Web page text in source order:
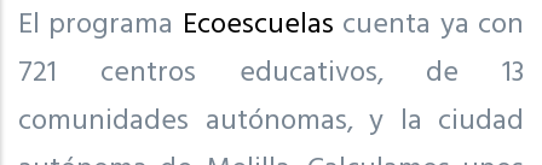
El programa Ecoescuelas cuenta ya con
721 centros educativos, de 13
comunidades autónomas, y la ciudad